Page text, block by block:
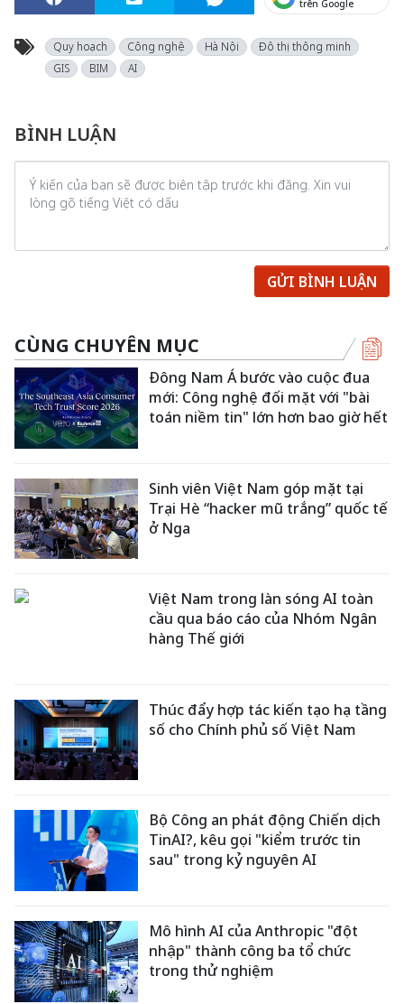
trên Google
Quy hoạch Công nghệ Hà Nội
Đô thị thông minh
GIS
BIM AI
BÌNH LUẬN
GỬI BÌNH LUẬN
CÙNG CHUYÊN MỤC
Đông Nam Á bước vào cuộc đua
mới: Công nghệ đối mặt với "bài
toán niềm tin" lớn hơn bao giờ hết
Sinh viên Việt Nam góp mặt tại
Trại Hè “hacker mũ trắng” quốc tế
ở Nga
Việt Nam trong làn sóng AI toàn
cầu qua báo cáo của Nhóm Ngân
hàng Thế giới
Thúc đẩy hợp tác kiến tạo hạ tầng
số cho Chính phủ số Việt Nam
Bộ Công an phát động Chiến dịch
TinAI?, kêu gọi "kiểm trước tin
sau" trong kỷ nguyên AI
Mô hình AI của Anthropic "đột
nhập" thành công ba tổ chức
trong thử nghiệm